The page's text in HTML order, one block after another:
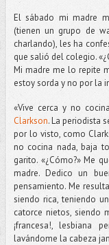
El sábado mi madre
(tienen un grupo de
charlando), les ha
que salió del colegio.
Mi madre me lo repite
estoy sorda y no por la
«Vive cerca y no
Clarkson. La periodista
por lo visto, como
no cocina nada, baja
garito. «¿Cómo?» Me
madre. Dedico un
pensamiento. Me
siendo rica, teniendo
catorce nietos, siendo
¡francesa!, lesbiana
lavándome la cabeza